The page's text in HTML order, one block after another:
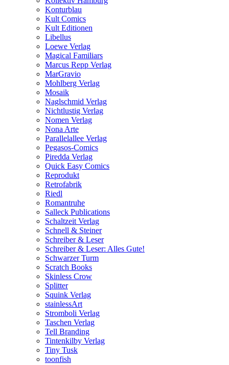
Konturblau
Kult Comics
Kult Editionen
Libellus
Loewe Verlag
Magical Familiars
Marcus Repp Verlag
MarGravio
Mohlberg Verlag
Mosaik
Naglschmid Verlag
Nichtlustig Verlag
Nomen Verlag
Nona Arte
Parallelallee Verlag
Pegasos-Comics
Piredda Verlag
Quick Easy Comics
Reprodukt
Retrofabrik
Riedl
Romantruhe
Salleck Publications
Schaltzeit Verlag
Schnell & Steiner
Schreiber & Leser
Schreiber & Leser: Alles Gute!
Schwarzer Turm
Scratch Books
Skinless Crow
Splitter
Squink Verlag
stainlessArt
Stromboli Verlag
Taschen Verlag
Tell Branding
Tintenkilby Verlag
Tiny Tusk
toonfish